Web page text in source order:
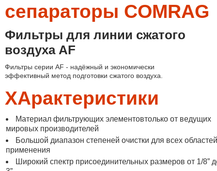
сепараторы COMRAG
Фильтры для линии сжатого
воздуха AF
Фильтры серии AF - надёжный и экономически
эффективный метод подготовки сжатого воздуха.
ХАрактеристики
Материал фильтрующих элементовтолько от ведущих
мировых производителей
Большой диапазон степеней очистки для всех областей
применения
Широкий спектр присоединительных размеров от 1/8”